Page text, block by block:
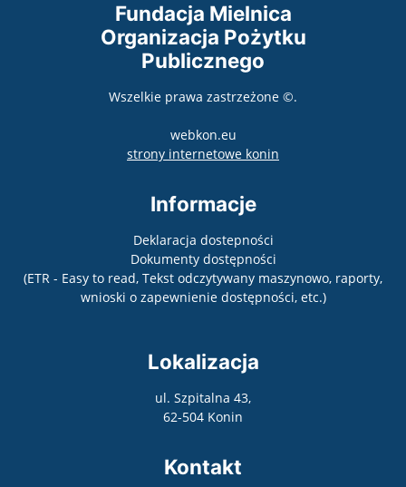
Fundacja Mielnica
Organizacja Pożytku
Publicznego
Wszelkie prawa zastrzeżone ©.
webkon.eu
strony internetowe konin
Informacje
Deklaracja dostepności
Dokumenty dostępności
(ETR - Easy to read, Tekst odczytywany maszynowo, raporty,
wnioski o zapewnienie dostępności, etc.)
Lokalizacja
ul. Szpitalna 43,
62-504 Konin
Kontakt